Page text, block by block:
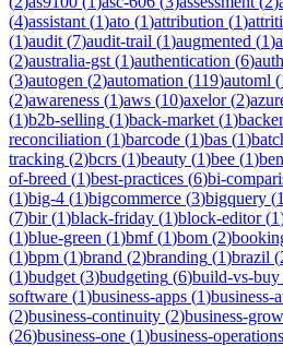
(4)assistant (1)ato (1)attribution (1)
(1)audit (7)audit-trail (1)augmented (1)
(2)australia-gst (1)authentication (6)
(3)autogen (2)automation (119)automl (
(2)awareness (1)aws (10)axelor(2)
(1)b2b-selling (1)back-market (1)
reconciliation (1)barcode (1)bas (1)
tracking (2)bcrs (1)beauty (1)bee (1)
of-breed (1)best-practices (6)bi-
(1)big-4 (1)bigcommerce (3)bigquery (1
(7)bir(1)black-friday (1)block-editor(1
(1)blue-green (1)bmf(1)bom (2)
(1)bpm (1)brand (2)branding (1)brazil (
(1)budget (3)budgeting (6)build-vs-buy
software (1)business-apps (1)business-
(2)business-continuity (2)business-
(26)business-one (1)business-operations